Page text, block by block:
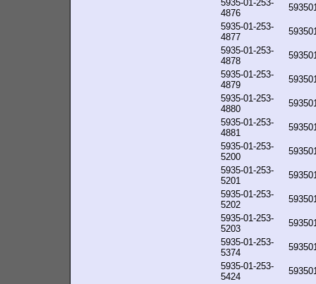
5935-01-253-
4876
5935-01-253-
4877
5935-01-253-
4878
5935-01-253-
4879
5935-01-253-
4880
5935-01-253-
4881
5935-01-253-
5200
5935-01-253-
5201
5935-01-253-
5202
5935-01-253-
5203
5935-01-253-
5374
5935-01-253-
5424